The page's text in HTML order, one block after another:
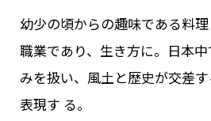
幼少の頃からの趣味である料
職業であり、生き方に。日本
みを扱い、風土と歴史が交差
表現す る。